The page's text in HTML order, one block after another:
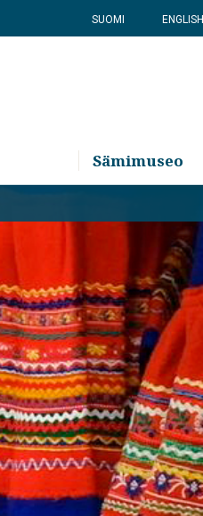
SUOMI ENGLISH
Sämimuseo